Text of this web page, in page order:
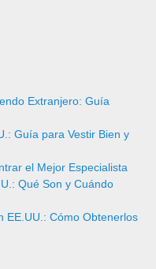
Extranjero: Guía
Guía para Vestir Bien y
el Mejor Especialista
Qué Son y Cuándo
EE.UU.: Cómo Obtenerlos